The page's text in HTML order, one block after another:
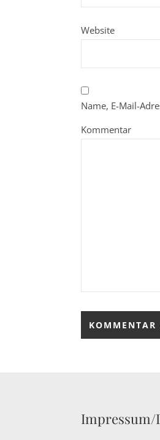
Website
Name, E-Mail-
Kommentar
Impressum/